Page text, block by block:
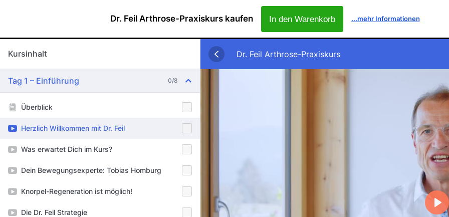
Dr. Feil Arthrose-Praxiskurs kaufen In den Warenkorb ...mehr Informationen
Kursinhalt
Tag 1 – Einführung 0/8
Überblick
Herzlich Willkommen mit Dr. Feil
Was erwartet Dich im Kurs?
Dein Bewegungsexperte: Tobias Homburg
Knorpel-Regeneration ist möglich!
Die Dr. Feil Strategie
Dr. Feil Arthrose-Praxiskurs